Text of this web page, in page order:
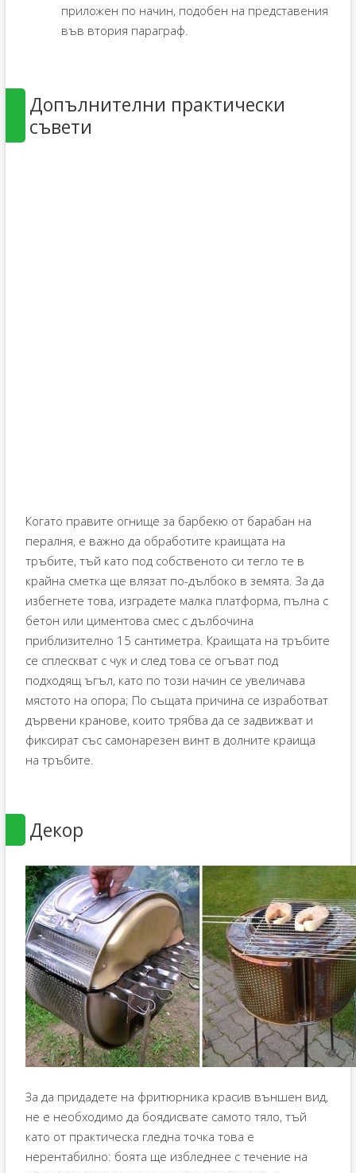
приложен по начин, подобен на представения
във втория параграф.
Допълнителни практически
съвети
Когато правите огнище за барбекю от барабан на
пералня, е важно да обработите краищата на
тръбите, тъй като под собственото си тегло те в
крайна сметка ще влязат по-дълбоко в земята. За да
избегнете това, изградете малка платформа, пълна с
бетон или циментова смес с дълбочина
приблизително 15 сантиметра. Краищата на тръбите
се сплескват с чук и след това се огъват под
подходящ ъгъл, като по този начин се увеличава
мястото на опора; По същата причина се изработват
дървени кранове, които трябва да се задвижват и
фиксират със самонарезен винт в долните краища
на тръбите.
Декор
За да придадете на фритюрника красив външен вид,
не е необходимо да боядисвате самото тяло, тъй
като от практическа гледна точка това е
нерентабилно: боята ще избледнее с течение на